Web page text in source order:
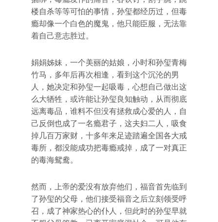
楼自杀等等可怕的事情，孙玺都经历过，但毒
瘾却像一个白色的魔鬼，他只能臣服，无法靠
着自己意志胜过。
娟娟姊妹，一个美丽的姑娘，小时和孙玺青梅
竹马，多年后再次相逢，看到这个沉沦的男
人，她决定和孙玺一起吸毒，心想自己做出这
么大牺牲，或许能让孙玺良知触动，从而彻底
远离毒品，谁料不但没有拯救成心爱的人，自
己反倒也成了一名瘾君子，这夫妇二人，吸食
掉几百万家财，十多年来足迹踏遍全国各大戒
毒所，都没能成功把毒瘾戒掉，成了一对真正
的毒海鸳鸯。
然而，上帝的爱没有放弃他们，福音首先临到
了孙玺的父母，他们接受福音之后立刻领受呼
召，成了神家热心的仆人，但此时的孙玺早就